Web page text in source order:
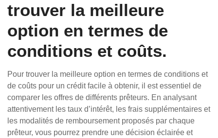
trouver la meilleure
option en termes de
conditions et coûts.
Pour trouver la meilleure option en termes de conditions et
de coûts pour un crédit facile à obtenir, il est essentiel de
comparer les offres de différents prêteurs. En analysant
attentivement les taux d’intérêt, les frais supplémentaires et
les modalités de remboursement proposés par chaque
prêteur, vous pourrez prendre une décision éclairée et